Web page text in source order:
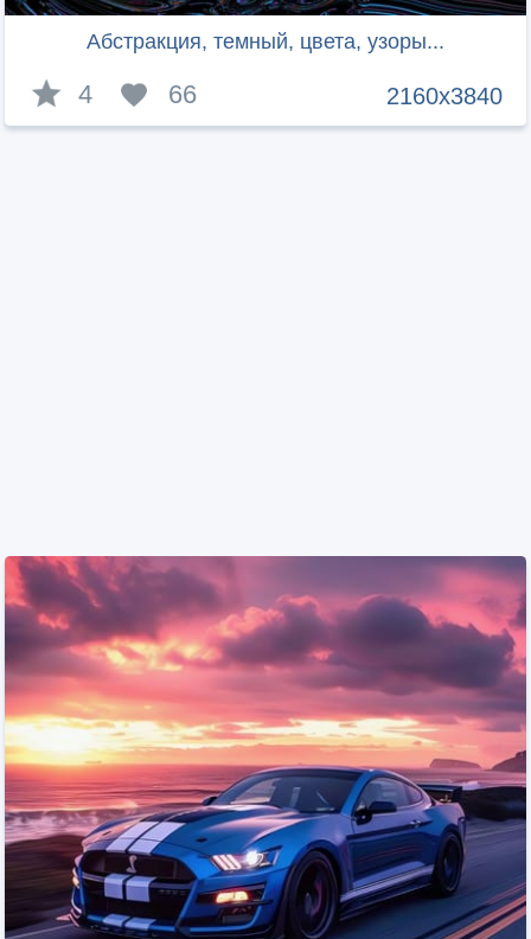
Абстракция, темный, цвета, узоры...
2160x3840
4 66